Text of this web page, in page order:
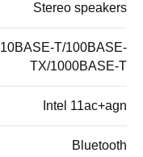
Stereo speakers
10BASE-T/100BASE-
TX/1000BASE-T
Intel 11ac+agn
Bluetooth